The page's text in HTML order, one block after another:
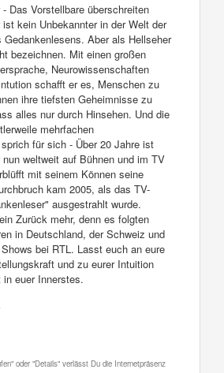
Das Vorstellbare überschreiten
kein Unbekannter in der Welt der
Gedankenlesens. Aber als Hellseher
bezeichnen. Mit einen großen
Neurowissenschaften
schafft er es, Menschen zu
ihre tiefsten Geheimnisse zu
alles nur durch Hinsehen. Und die
mehrfachen
für sich - Über 20 Jahre ist
weltweit auf Bühnen und im TV
mit seinem Können seine
kam 2005, als das TV-
ausgestrahlt wurde.
Zurück mehr, denn es folgten
in Deutschland, der Schweiz und
bei RTL. Lasst euch an eure
und zu eurer Intuition
euer Innerstes.
oder "Details" verlässt Du die Internetpräsenz